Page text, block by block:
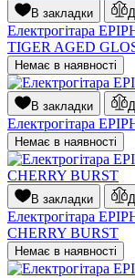
В закладки
Електрогітара
TIGER AGED
Немає в наявності
В закладки
Електрогітара
Немає в наявності
В закладки
Електрогітара
CHERRY BURST
Немає в наявності